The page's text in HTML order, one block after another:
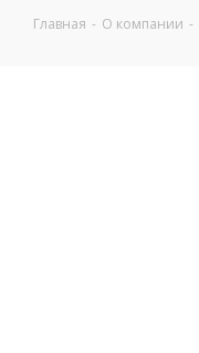
Главная - О компании -